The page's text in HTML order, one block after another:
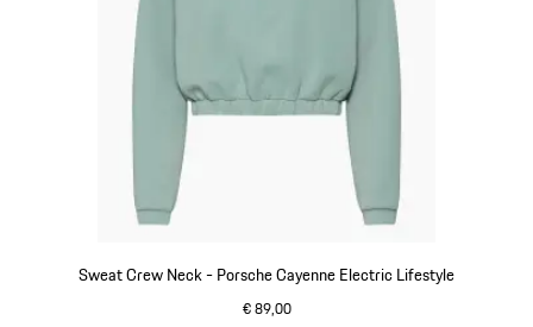
Sweat Crew Neck - Porsche Cayenne Electric Lifestyle
€ 89,00